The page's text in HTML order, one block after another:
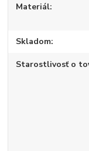
Materiál
Skladom
Starostlivosť o